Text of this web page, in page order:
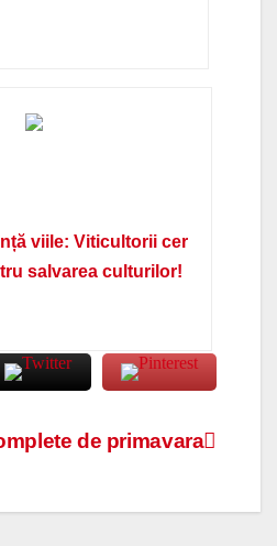
viile: Viticultorii cer
salvarea culturilor!
de primavara